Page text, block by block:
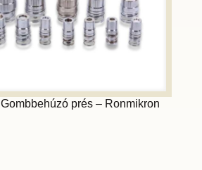
Gombbehúzó prés – Ronmikron